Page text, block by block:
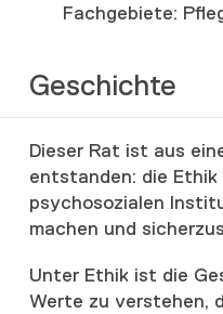
Fachgebiete:
Geschichte
Dieser Rat ist aus
entstanden: die Ethik
psychosozialen
machen und
Unter Ethik ist die
Werte zu verstehen,